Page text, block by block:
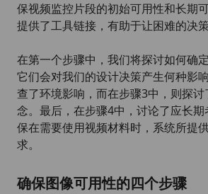
保视频监控片段的初始可用性和长期
提供了工具链接，有助于让困难的决
在第一个步骤中，我们将探讨如何确
它们会对我们的设计决策产生何种影
查了环境影响，而在步骤3中，则探
念。最后，在步骤4中，讨论了应长
保在需要使用视频材料时，系统所提
求。
确保图像可用性的四个步骤